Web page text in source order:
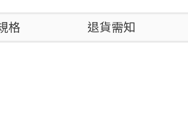
格 退貨需知